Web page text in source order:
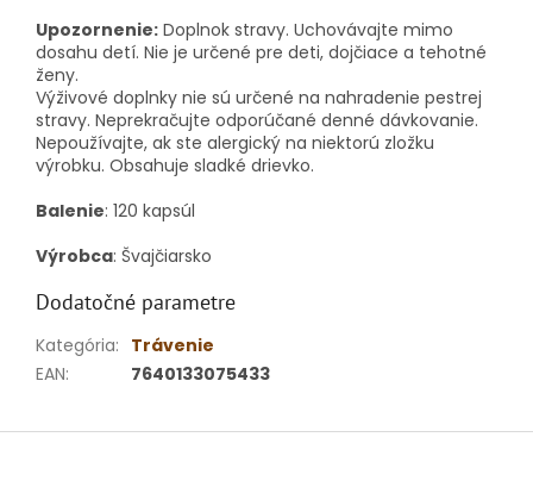
Upozornenie: Doplnok stravy. Uchovávajte mimo
dosahu detí. Nie je určené pre deti, dojčiace a tehotné
ženy.
Výživové doplnky nie sú určené na nahradenie pestrej
stravy. Neprekračujte odporúčané denné dávkovanie.
Nepoužívajte, ak ste alergický na niektorú zložku
výrobku. Obsahuje sladké drievko.
Balenie: 120 kapsúl
Výrobca: Švajčiarsko
Dodatočné parametre
Kategória: Trávenie
EAN: 7640133075433